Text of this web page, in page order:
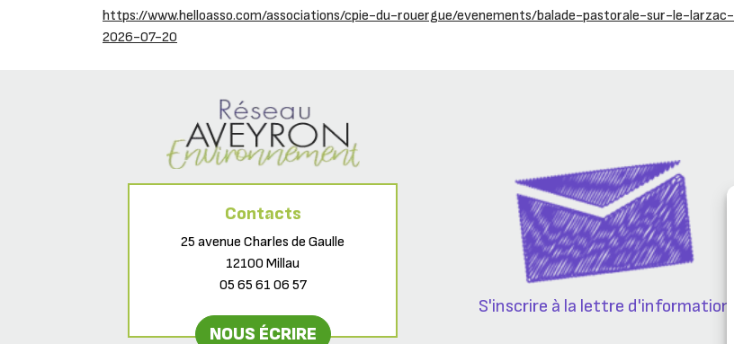
https://www.helloasso.com/associations/cpie-du-rouergue/evenements/balade-pastorale-sur-le-larzac-
2026-07-20
Contacts
25 avenue Charles de Gaulle
12100 Millau
05 65 61 06 57
NOUS ÉCRIRE
S'inscrire à la lettre d'information